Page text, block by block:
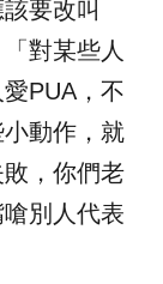
要改叫
對某些人
PUA，不
動作，就
，你們老
別人代表